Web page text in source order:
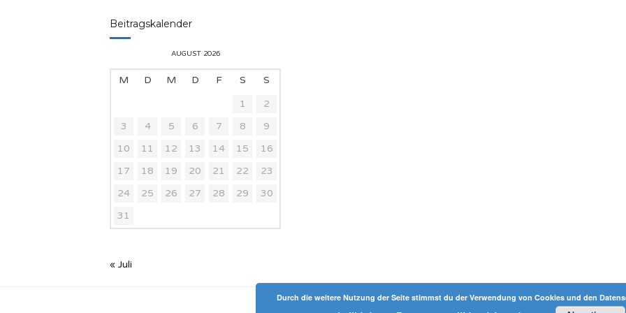
Beitragskalender
AUGUST 2026
M D M D F S
S
1
2
3
4 5 6 7 8
9
10
11 12 13 14 15
16
17
18 19 20 21 22
23
24
25 26 27 28 29
30
31
« Juli
Durch die weitere Nutzung der Seite stimmst du der Verwendung von Cookies und den